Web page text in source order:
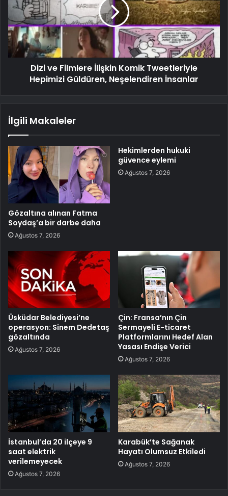
Dizi ve Filmlere İlişkin Komik Tweetleriyle
Hepimizi Güldüren, Neşelendiren İnsanlar
İlgili Makaleler
Gözaltına alınan Fatma
Soydaş’a bir darbe daha
Ağustos 7, 2026
Hekimlerden hukuki
güvence eylemi
Ağustos 7, 2026
Üsküdar Belediyesi’ne
operasyon: Sinem Dedetaş
gözaltında
Ağustos 7, 2026
Çin: Fransa’nın Çin
Sermayeli E-ticaret
Platformlarını Hedef Alan
Yasası Endişe Verici
Ağustos 7, 2026
İstanbul’da 20 ilçeye 9
saat elektrik
verilemeyecek
Ağustos 7, 2026
Karabük’te Sağanak
Hayatı Olumsuz Etkiledi
Ağustos 7, 2026